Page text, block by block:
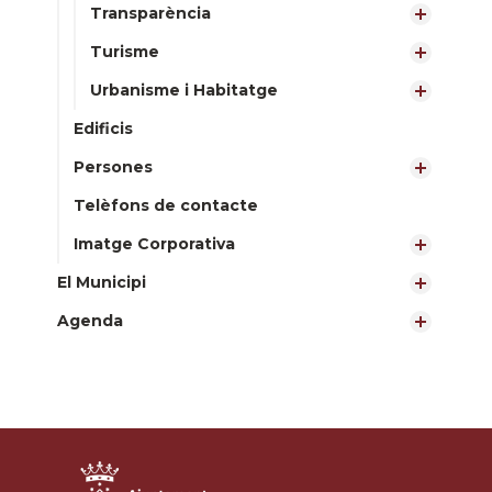
Transparència
Turisme
Urbanisme i Habitatge
Edificis
Persones
Telèfons de contacte
Imatge Corporativa
El Municipi
Agenda